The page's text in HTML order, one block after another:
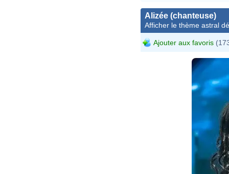
Alizée (chanteuse)
Afficher le thème astral
Ajouter aux favoris